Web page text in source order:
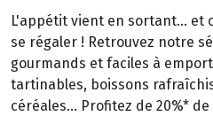
L'appétit vient en sortant... et
se régaler ! Retrouvez notre
gourmands et faciles à
tartinables, boissons
céréales... Profitez de 20%*